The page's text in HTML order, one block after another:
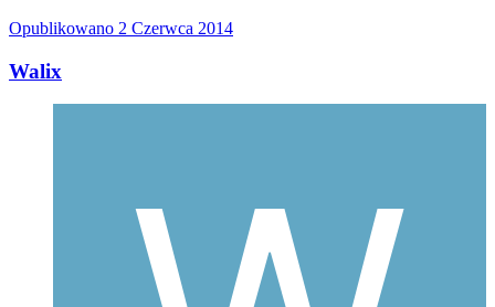
Opublikowano 2 Czerwca 2014
Walix